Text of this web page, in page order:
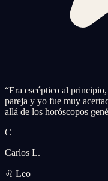
“Era escéptico al
pareja y yo fue muy
allá de los horóscopos
C
Carlos L.
♌ Leo